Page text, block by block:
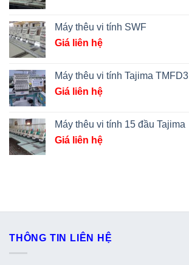
Máy thêu vi tính SWF
Giá liên hệ
Máy thêu vi tính Tajima TMFD3
Giá liên hệ
Máy thêu vi tính 15 đầu Tajima
Giá liên hệ
THÔNG TIN LIÊN HỆ